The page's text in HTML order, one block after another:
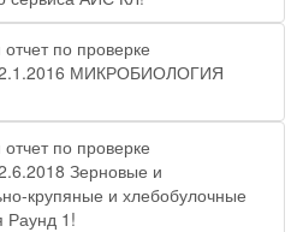
по проверке
МИКРОБИОЛОГИЯ
по проверке
Зерновые и
крупяные и хлебобулочные
Раунд 1!